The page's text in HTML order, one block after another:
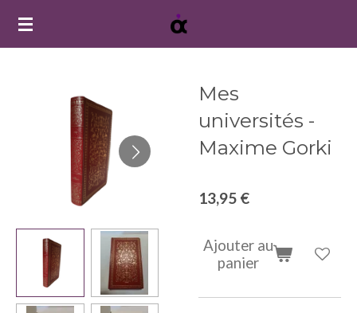
Passer
Mes
universités -
Maxime Gorki
13,95 €
Ajouter au
panier